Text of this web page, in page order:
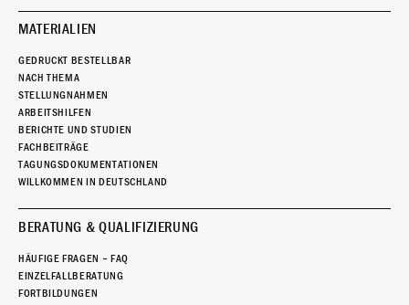
MATERIALIEN
GEDRUCKT BESTELLBAR
NACH THEMA
STELLUNGNAHMEN
ARBEITSHILFEN
BERICHTE UND STUDIEN
FACHBEITRÄGE
TAGUNGSDOKUMENTATIONEN
WILLKOMMEN IN DEUTSCHLAND
BERATUNG & QUALIFIZIERUNG
HÄUFIGE FRAGEN – FAQ
EINZELFALLBERATUNG
FORTBILDUNGEN